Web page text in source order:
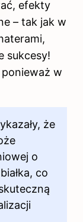
efekty
– tak jak w
sukcesy!
w
że
o
co